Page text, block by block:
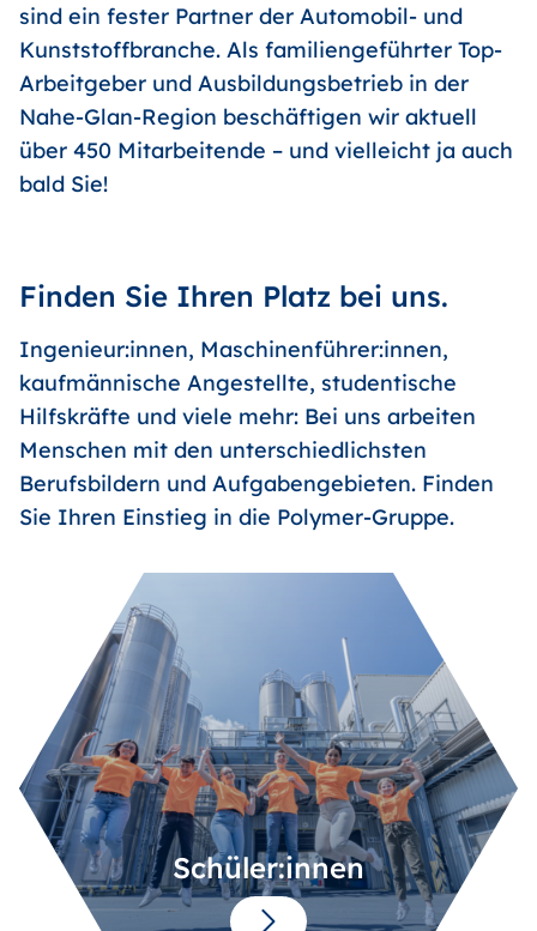
sind ein fester Partner der Automobil- und
Kunststoffbranche. Als familiengeführter Top-
Arbeitgeber und Ausbildungsbetrieb in der
Nahe-Glan-Region beschäftigen wir aktuell
über 450 Mitarbeitende – und vielleicht ja auch
bald Sie!
Finden Sie Ihren Platz bei uns.
Ingenieur:innen, Maschinenführer:innen,
kaufmännische Angestellte, studentische
Hilfskräfte und viele mehr: Bei uns arbeiten
Menschen mit den unterschiedlichsten
Berufsbildern und Aufgabengebieten. Finden
Sie Ihren Einstieg in die Polymer-Gruppe.
Schüler:innen